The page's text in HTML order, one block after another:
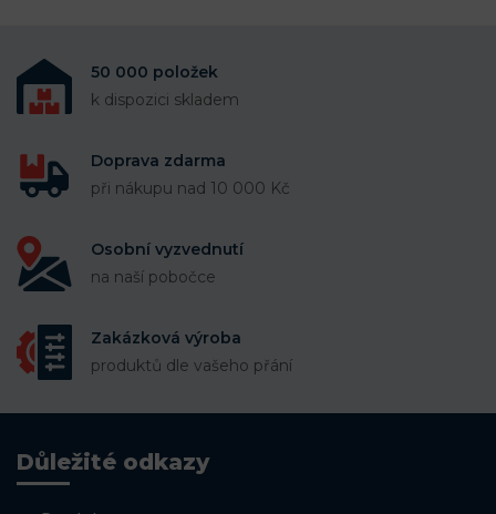
50 000 položek
k dispozici skladem
Doprava zdarma
při nákupu nad 10 000 Kč
Osobní vyzvednutí
na naší pobočce
Zakázková výroba
produktů dle vašeho přání
Důležité odkazy